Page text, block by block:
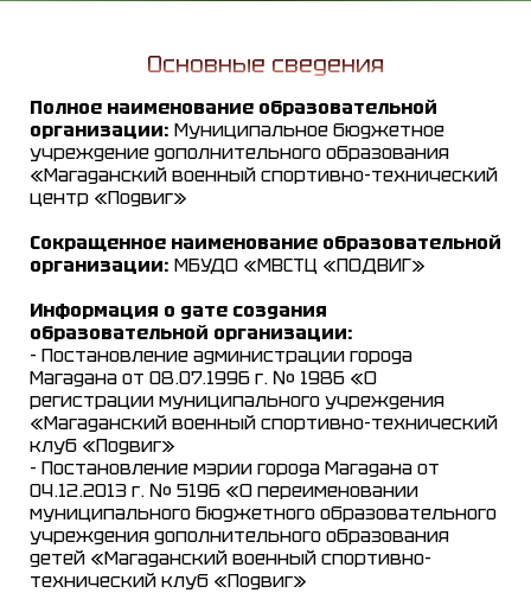
Основные сведения
Полное наименование образовательной
организации: Муниципальное бюджетное
учреждение дополнительного образования
«Магаданский военный спортивно-технический
центр «Подвиг»
Сокращенное наименование образовательной
организации: МБУДО «МВСТЦ «ПОДВИГ»
Информация о дате создания
образовательной организации:
- Постановление администрации города
Магадана от 08.07.1996 г. № 1986 «О
регистрации муниципального учреждения
«Магаданский военный спортивно-технический
клуб «Подвиг»
- Постановление мэрии города Магадана от
04.12.2013 г. № 5196 «О переименовании
муниципального бюджетного образовательного
учреждения дополнительного образования
детей «Магаданский военный спортивно-
технический клуб «Подвиг»